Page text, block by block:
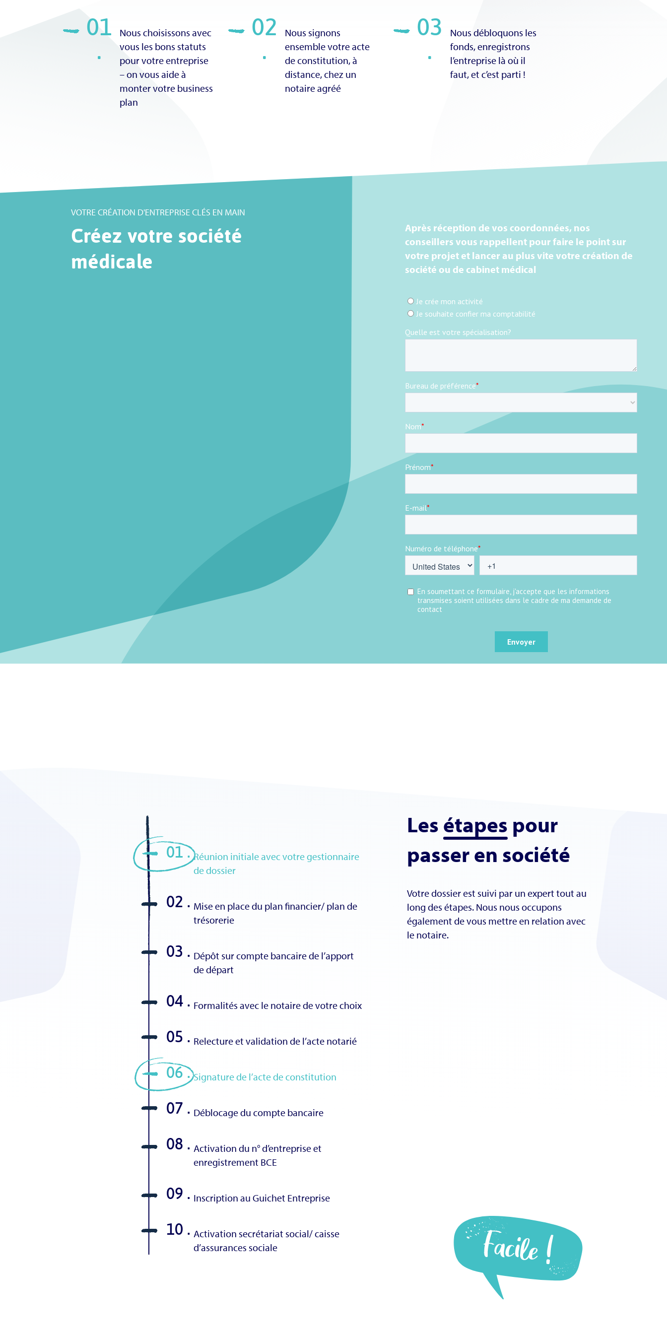
01
.
Nous choisissons avec
vous les bons statuts
pour votre entreprise
– on vous aide à
monter votre business
plan
02
.
Nous signons
ensemble votre acte
de constitution, à
distance, chez un
notaire agréé
03
.
Nous débloquons les
fonds, enregistrons
l’entreprise là où il
faut, et c’est parti !
VOTRE CRÉATION D'ENTREPRISE CLÉS EN MAIN
Créez votre société
médicale
Après réception de vos coordonnées, nos
conseillers vous rappellent pour faire le point sur
votre projet et lancer au plus vite votre création de
société ou de cabinet médical
01 . Réunion initiale avec votre gestionnaire
de dossier
02 . Mise en place du plan financier/ plan de
trésorerie
03 . Dépôt sur compte bancaire de l’apport
de départ
04 . Formalités avec le notaire de votre choix
05 . Relecture et validation de l’acte notarié
06 . Signature de l’acte de constitution
07 . Déblocage du compte bancaire
08 . Activation du n° d’entreprise et
enregistrement BCE
09 . Inscription au Guichet Entreprise
10 . Activation secrétariat social/ caisse
d’assurances sociale
Les étapes pour
passer en société
Votre dossier est suivi par un expert tout au
long des étapes. Nous nous occupons
également de vous mettre en relation avec
le notaire.